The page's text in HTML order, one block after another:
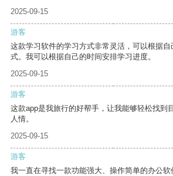
2025-09-15
游客
这款学习软件的学习方式非常灵活，可以根据
式。我可以根据自己的时间安排学习进度。
2025-09-15
游客
这款app是我旅行的好帮手，让我能够轻松找到
人情。
2025-09-15
游客
我一直在寻找一款功能强大、操作简单的办公